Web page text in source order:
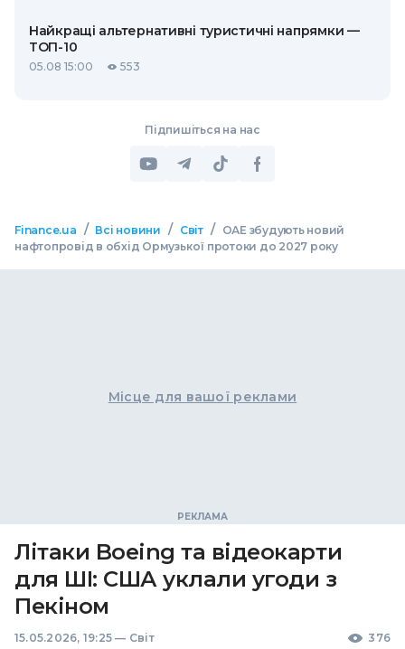
Найкращі альтернативні туристичні напрямки —
ТОП-10
05.08 15:00 553
Підпишіться на нас
Finance.ua / Всі новини / Світ /
ОАЕ збудують новий
нафтопровід в обхід Ормузької протоки до 2027 року
Місце для вашої реклами
Літаки Boeing та відеокарти
для ШІ: США уклали угоди з
Пекіном
15.05.2026, 19:25 — Світ 376